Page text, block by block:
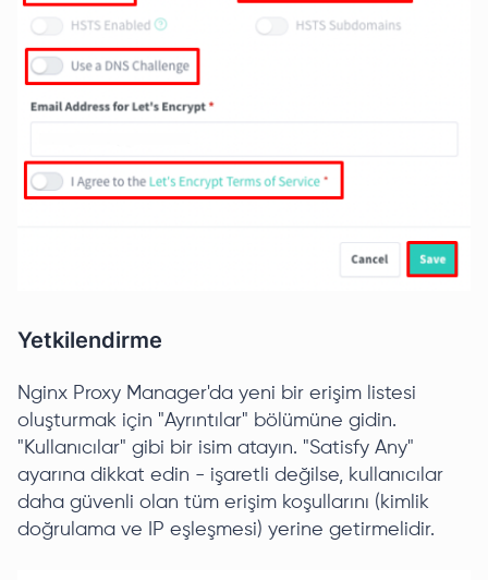
Yetkilendirme
Nginx Proxy Manager'da yeni bir erişim listesi
oluşturmak için "Ayrıntılar" bölümüne gidin.
"Kullanıcılar" gibi bir isim atayın. "Satisfy Any"
ayarına dikkat edin - işaretli değilse, kullanıcılar
daha güvenli olan tüm erişim koşullarını (kimlik
doğrulama ve IP eşleşmesi) yerine getirmelidir.